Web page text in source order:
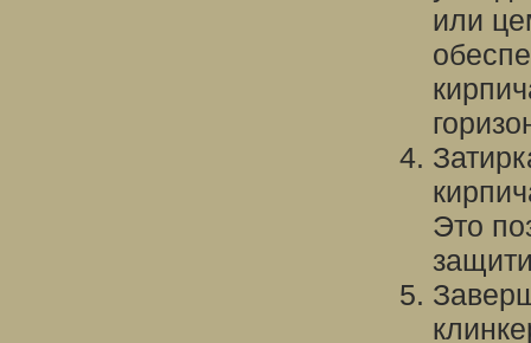
или
Это